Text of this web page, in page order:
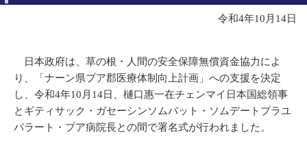
令和4年10月14日
日本政府は、草の根・人間の安全保障無償資金協力によ
り、「ナーン県プア郡医療体制向上計画」への支援を決定
し、令和4年10月14日、樋口惠一在チェンマイ日本国総領事
とギティサック・ガセーシンソムバット・ソムデートプラユ
パラート・プア病院長との間で署名式が行われました。